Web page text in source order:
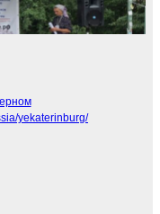
yekaterinburg/